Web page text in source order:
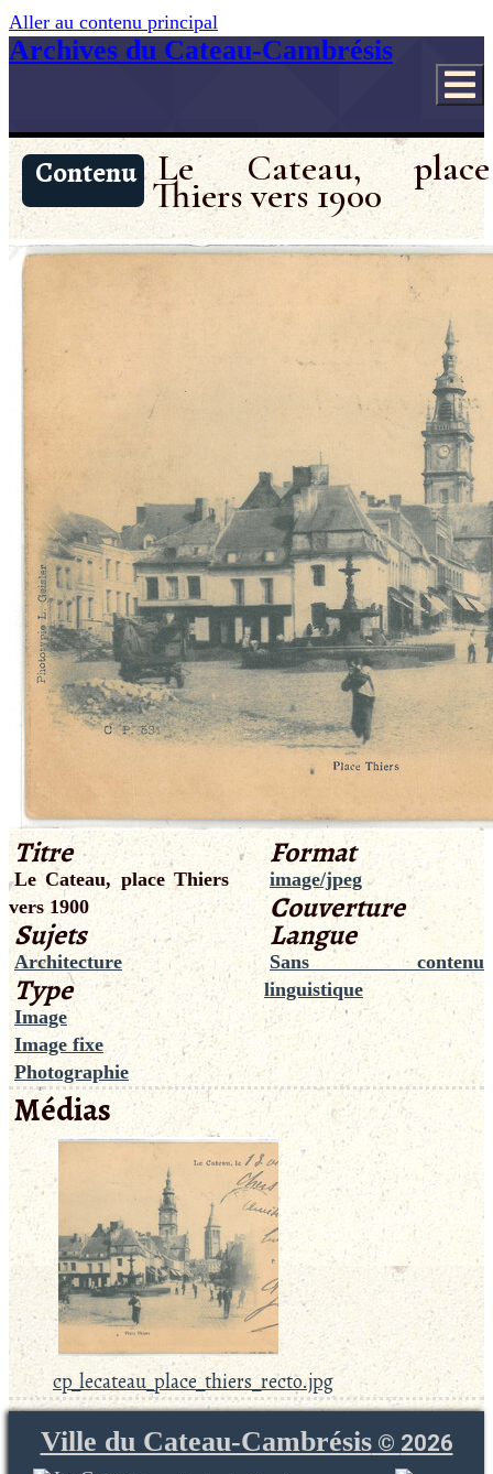
Aller au contenu principal
Archives du Cateau-Cambrésis
Contenu Le Cateau, place
Thiers vers 1900
Titre
Le Cateau, place Thiers
vers 1900
Sujets
Architecture
Type
Image
Image fixe
Photographie
Format
image/jpeg
Couverture
Langue
Sans contenu
linguistique
Médias
cp_lecateau_place_thiers_recto.jpg
Ville du Cateau-Cambrésis© 2026